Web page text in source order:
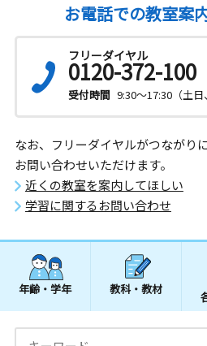
お電話での教室案
フリーダイヤル
0120-372-100
受付時間 9:30～17:30（土日
なお、フリーダイヤルがつながり
お問い合わせいただけます。
近くの教室を案内してほしい
学習に関するお問い合わせ
年齢・学年 教科・教材